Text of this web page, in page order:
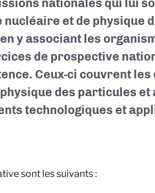
nationales qui lui
nucléaire et de physique
y associant les
de prospective
Ceux-ci couvrent les
des particules
technologiques et
sont les suivants :